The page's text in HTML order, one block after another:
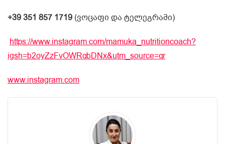
+39 351 857 1719 (ვოცაფი და ტელეგრამი)
https://www.instagram.com/mamuka_nutritioncoach?
igsh=b2oyZzFvOWRqbDNx&utm_source=qr
www.instagram.com